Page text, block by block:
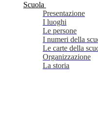
Scuola
Presentazione
I luoghi
Le persone
I numeri della
Le carte della
Organizzazione
La storia